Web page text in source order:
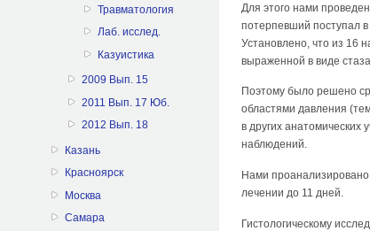
Травматология
Лаб. исслед.
Казуистика
2009 Вып. 15
2011 Вып. 17 Юб.
2012 Вып. 18
Казань
Красноярск
Москва
Самара
Для этого нами
потерпевший поступал в
Установлено, что из 16
выраженной в виде
Поэтому было решено
областями давления
в других
наблюдений.
Нами
лечении до 11 дней.
Гистологическому